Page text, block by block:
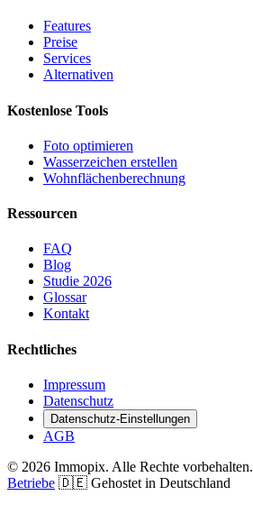
Features
Preise
Services
Alternativen
Kostenlose Tools
Foto optimieren
Wasserzeichen erstellen
Wohnflächen­berechnung
Ressourcen
FAQ
Blog
Studie 2026
Glossar
Kontakt
Rechtliches
Impressum
Datenschutz
Datenschutz-Einstellungen
AGB
© 2026 Immopix. Alle Rechte vorbehalten.
Betriebe 🇩🇪 Gehostet in Deutschland